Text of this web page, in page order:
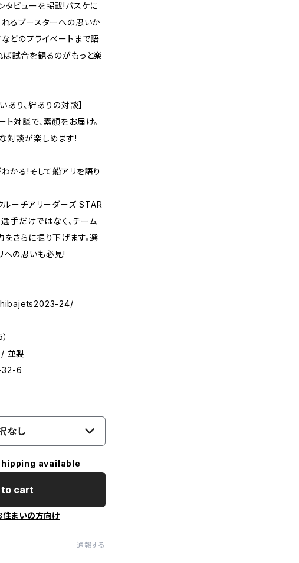
タビューを掲載!バスケに
るブースターへの思いか
どのプライベートまで語
ば試合を観るのがもっと楽
り、絆ありの対談】
対談で、素顔をお届け。
対談が楽しめます!
かる!そして船アリを語り
ルーチアリーダーズ STAR
選手だけではなく、チーム
さらに掘り下げます。選
への思いも必見!
24/
並製
6
なし
available
to cart
住まいの方向け
通報する